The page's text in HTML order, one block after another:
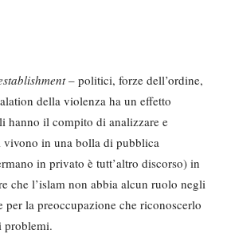
– politici, forze dell’ordine,
della violenza ha un effetto
hanno il compito di analizzare e
vivono in una bolla di pubblica
in privato è tutt’altro discorso) in
che l’islam non abbia alcun ruolo negli
la preoccupazione che riconoscerlo
problemi.